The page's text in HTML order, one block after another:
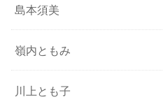
島本須美
嶺内ともみ
川上とも子